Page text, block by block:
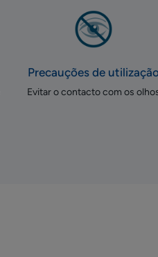
Precauções de utilização
Evitar o contacto com os